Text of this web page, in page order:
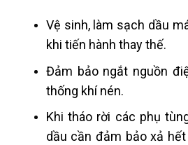
Vệ sinh, làm sạch dầu
khi tiến hành thay thế.
Đảm bảo ngắt nguồn
thống khí nén.
Khi tháo rời các phụ
dầu cần đảm bảo xả